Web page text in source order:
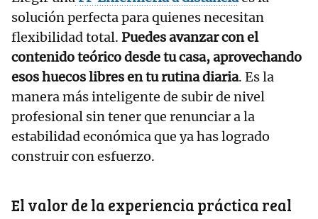
solución perfecta para quienes necesitan
flexibilidad total. Puedes avanzar con el
contenido teórico desde tu casa, aprovechando
esos huecos libres en tu rutina diaria. Es la
manera más inteligente de subir de nivel
profesional sin tener que renunciar a la
estabilidad económica que ya has logrado
construir con esfuerzo.
​El valor de la experiencia práctica real